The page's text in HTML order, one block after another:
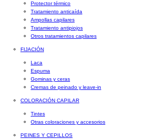
Protector térmico
Tratamiento anticaída
Ampollas capilares
Tratamiento antipiojos
Otros tratamientos capilares
FIJACIÓN
Laca
Espuma
Gominas y ceras
Cremas de peinado y leave-in
COLORACIÓN CAPILAR
Tintes
Otras coloraciones y accesorios
PEINES Y CEPILLOS